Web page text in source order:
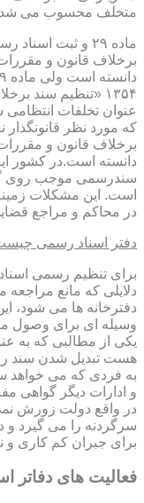
متخلف محسوب می
ماده ۲۹ و ثبت
برخلاف قانون و
۱۳۵۴ «تنظیم سند
عنوان تخلفات
که مورد نظر
برخلاف قانون و
دانسته است.در کشور
سندرسمی موجب روی
است. این مشکلات
در محاکم و مراجع
دفتر اسناد رسمی
برای تنظیم رسمی
دلایلی که مانع
دفترخانه ها می شود،
وسیله ای برای وصول
یکی از مطالبی که به
هست تبدیل شدن سند
به فردی که می خواهد
و ادارات دیگر گواهی
در واقع دولت زورش
سرگردنه را می گیرد و
برای جبران کم کاری و
فعالیت های دفاتر